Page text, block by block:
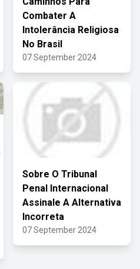
Combater A
Intolerância Religiosa
No Brasil
07 September 2024
Sobre O Tribunal
Penal Internacional
Assinale A Alternativa
Incorreta
07 September 2024